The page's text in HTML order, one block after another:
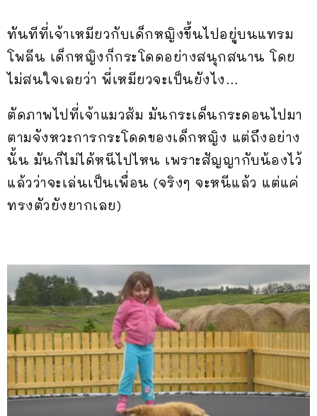
ทันทีที่เจ้าเหมียวกับเด็กหญิงขึ้นไปอยู่บนแทรม
โพลีน เด็กหญิงก็กระโดดอย่างสนุกสนาน โดย
ไม่สนใจเลยว่า พี่เหมียวจะเป็นยังไง…
ตัดภาพไปที่เจ้าแมวส้ม มันกระเด็นกระดอนไปมา
ตามจังหวะการกระโดดของเด็กหญิง แต่ถึงอย่าง
นั้น มันก็ไม่ได้หนีไปไหน เพราะสัญญากับน้องไว้
แล้วว่าจะเล่นเป็นเพื่อน (จริงๆ จะหนีแล้ว แต่แค่
ทรงตัวยังยากเลย)